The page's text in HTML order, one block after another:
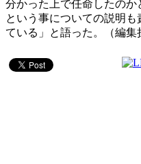
分かった上で任命したの
という事についての説明
ている」と語った。（編集